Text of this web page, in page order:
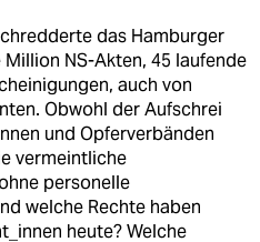
das Hamburger
NS-Akten, 45 laufende
auch von
Obwohl der Aufschrei
und Opferverbänden
vermeintliche
personelle
welche Rechte haben
heute? Welche